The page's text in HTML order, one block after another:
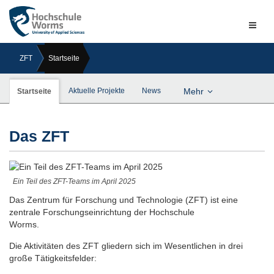
ZFT Startseite
Startseite Aktuelle Projekte News Mehr
Das ZFT
Ein Teil des ZFT-Teams im April 2025
Das Zentrum für Forschung und Technologie (ZFT) ist eine
zentrale Forschungseinrichtung der Hochschule
Worms.
Die Aktivitäten des ZFT gliedern sich im Wesentlichen in drei
große Tätigkeitsfelder: